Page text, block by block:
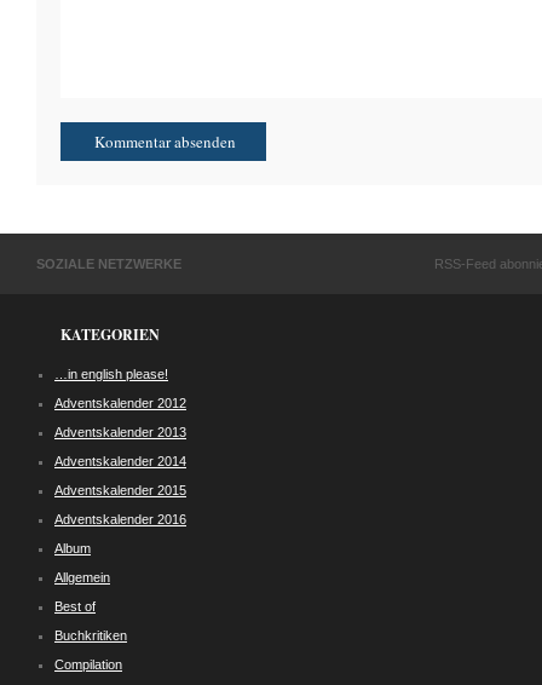
SOZIALE NETZWERKE RSS-Feed
KATEGORIEN
…in english please!
Adventskalender 2012
Adventskalender 2013
Adventskalender 2014
Adventskalender 2015
Adventskalender 2016
Album
Allgemein
Best of
Buchkritiken
Compilation